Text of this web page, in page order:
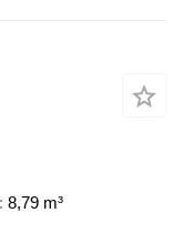
8,79 m³